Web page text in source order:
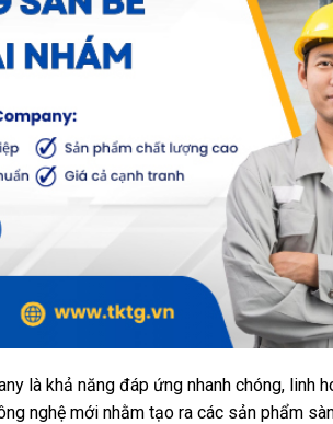
là khả năng đáp ứng nhanh chóng, linh
nghệ mới nhằm tạo ra các sản phẩm